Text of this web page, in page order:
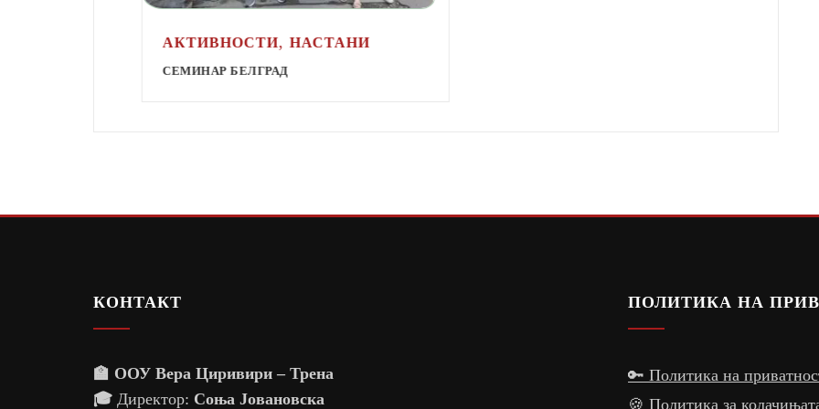
АКТИВНОСТИ,НАСТАНИ
СЕМИНАР БЕЛГРАД
КОНТАКТ
🏫 ООУ Вера Циривири – Трена
🎓 Директор: Соња Јовановска
ПОЛИТИКА НА
🔑 Политика на
🍪 Политика за